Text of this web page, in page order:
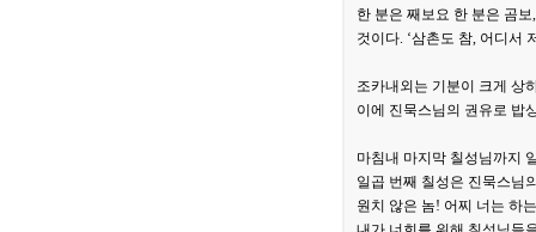
한 분은 째보요 한 분은 곰
것이다. ‘삼촌도 참, 어디서
조카내외는 기분이 크게 상
이에 진묵스님의 권유로 밥
마침내 마지막 칠성님까지
일곱 번째 칠성은 진묵스님
원치 않은 놈! 어찌 너는 하